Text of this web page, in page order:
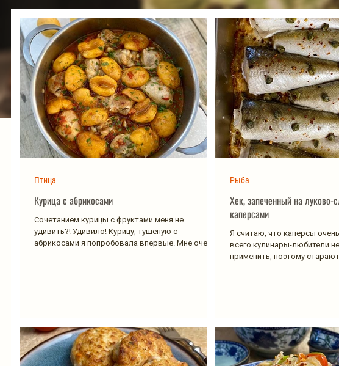
Курица с абрикосами
Сочетанием курицы с фруктами меня не
удивить?! Удивило! Курицу, тушеную с
абрикосами я попробовала впервые. Мне очень
Птица
Хек, запеченный на луково-
каперсами
Я считаю, что каперсы
всего кулинары-любители не
применить, поэтому
Рыба